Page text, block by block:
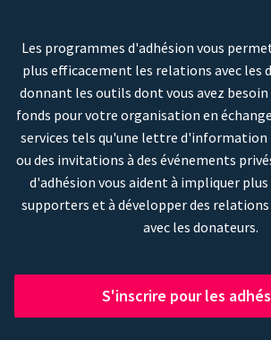
Les programmes d'adhésion vous
plus efficacement les relations avec les
donnant les outils dont vous avez
fonds pour votre organisation en
services tels qu'une lettre d'information
ou des invitations à des événements
d'adhésion vous aident à impliquer
supporters et à développer des
avec les donateurs.
S'inscrire pour les